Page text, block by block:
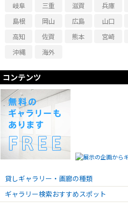
岐阜
三重 滋賀 兵庫
島根
岡山 広島 山口
高知
佐賀 熊本 宮崎
沖縄
海外
コンテンツ
貸しギャラリー・画廊の種類
ギャラリー検索おすすめスポット